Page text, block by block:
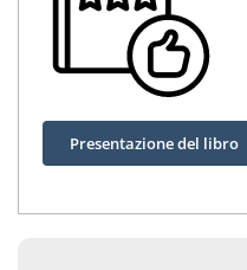
Presentazione del libro